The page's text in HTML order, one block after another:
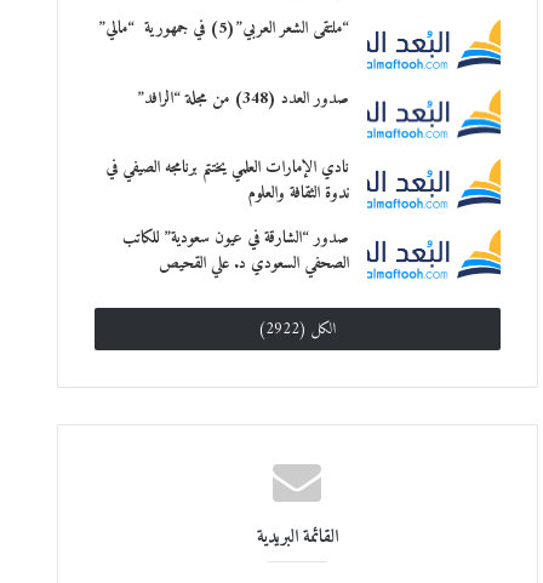
“ملتقى الشعر العربي”(5) في جمهورية “مالي”
صدور العدد (348) من مجلة “الرافد”
نادي الإمارات العلمي يختتم برنامجه الصيفي في
ندوة الثقافة والعلوم
صدور “الشارقة في عيون سعودية” للكاتب
الصحفي السعودي د. علي القحيص
الكل (2922)
القائمة البريدية